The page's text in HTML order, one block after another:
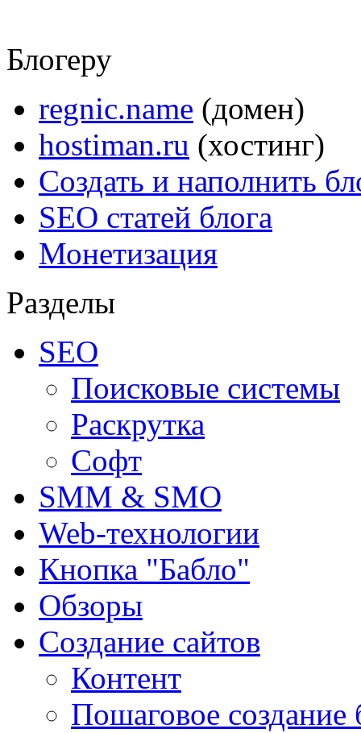
Блогеру
regnic.name (домен)
hostiman.ru (хостинг)
Создать и наполнить
SEO статей блога
Монетизация
Разделы
SEO
Поисковые системы
Раскрутка
Софт
SMM & SMO
Web-технологии
Кнопка "Бабло"
Обзоры
Создание сайтов
Контент
Пошаговое создание